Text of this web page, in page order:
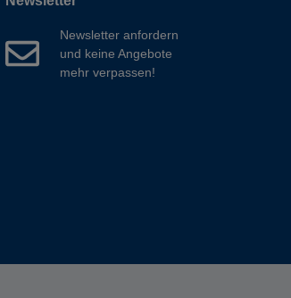
Newsletter anfordern
und keine Angebote
mehr verpassen!